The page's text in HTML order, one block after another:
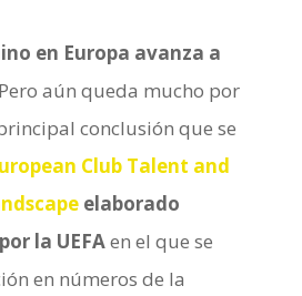
en Europa avanza a
aún queda mucho por
conclusión que se
Club Talent and
elaborado
la UEFAen el que se
en números de la